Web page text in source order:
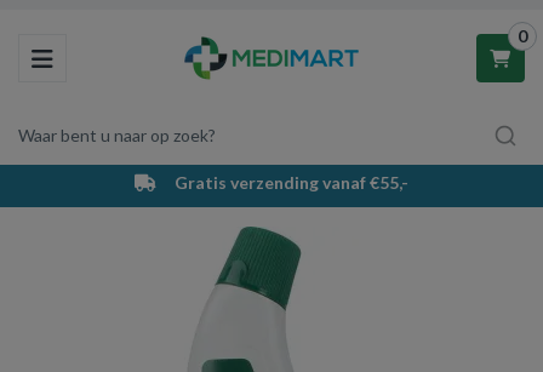
Toggle navigation
Waar bent u naar op zoek?
0
Winkelwagen
Uw winkelwagen is leeg.
Gratis verzending vanaf €55,-